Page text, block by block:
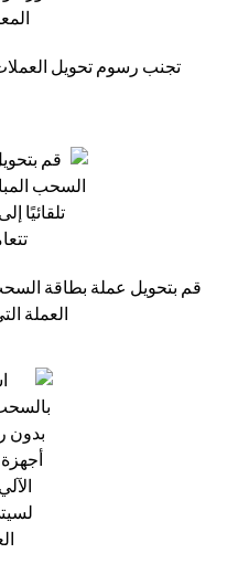
تجنب رسوم تحويل
قم بتحويل عملة بطاقة
العملة